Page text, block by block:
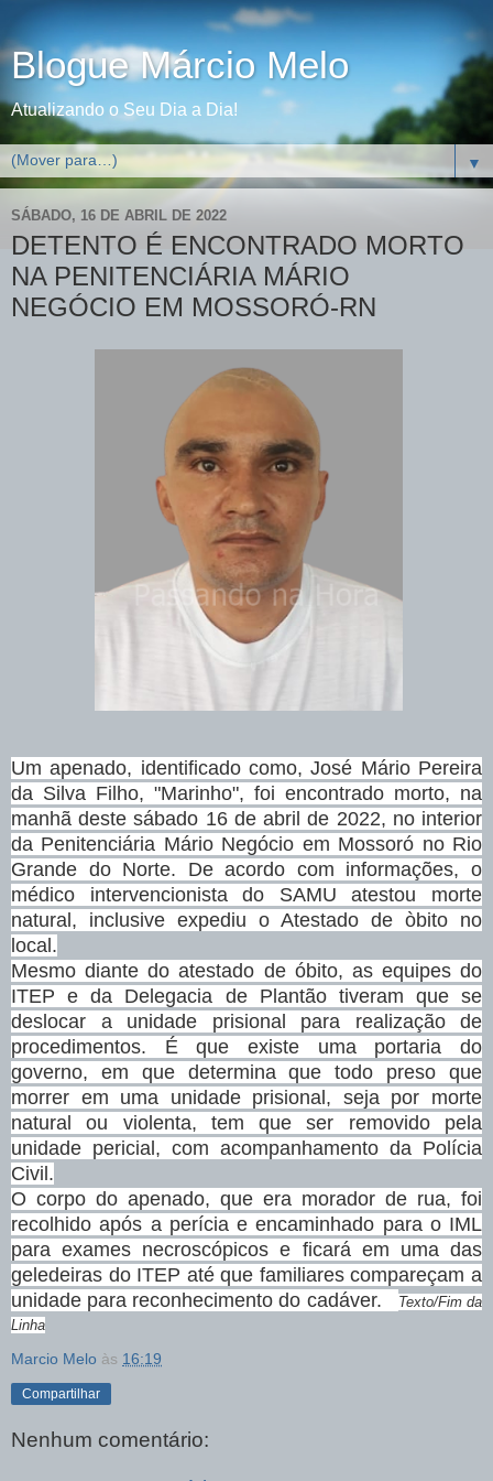
Blogue Márcio Melo
Atualizando o Seu Dia a Dia!
▼
SÁBADO, 16 DE ABRIL DE 2022
DETENTO É ENCONTRADO MORTO
NA PENITENCIÁRIA MÁRIO
NEGÓCIO EM MOSSORÓ-RN
Um apenado, identificado como, José Mário Pereira
da Silva Filho, "Marinho", foi encontrado morto, na
manhã deste sábado 16 de abril de 2022, no interior
da Penitenciária Mário Negócio em Mossoró no Rio
Grande do Norte. De acordo com informações, o
médico intervencionista do SAMU atestou morte
natural, inclusive expediu o Atestado de òbito no
local.
Mesmo diante do atestado de óbito, as equipes do
ITEP e da Delegacia de Plantão tiveram que se
deslocar a unidade prisional para realização de
procedimentos. É que existe uma portaria do
governo, em que determina que todo preso que
morrer em uma unidade prisional, seja por morte
natural ou violenta, tem que ser removido pela
unidade pericial, com acompanhamento da Polícia
Civil.
O corpo do apenado, que era morador de rua, foi
recolhido após a perícia e encaminhado para o IML
para exames necroscópicos e ficará em uma das
geledeiras do ITEP até que familiares compareçam a
unidade para reconhecimento do cadáver.
Texto/Fim da
Linha
Marcio Melo às 16:19
Compartilhar
Nenhum comentário: